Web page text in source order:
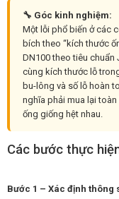
🔧 Góc kinh nghiệm:
Một lỗi phổ biến ở các
bích theo “kích thước
DN100 theo tiêu chuẩn
cùng kích thước lỗ
bu-lông và số lỗ hoàn
nghĩa phải mua lại
ống giống hệt nhau.
Các bước thực
Bước 1 – Xác định thông